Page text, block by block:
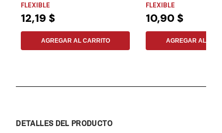
FLEXIBLE
12,19 $
AGREGAR AL CARRITO
FLEXIBLE
10,90 $
AGREGAR AL
DETALLES DEL PRODUCTO